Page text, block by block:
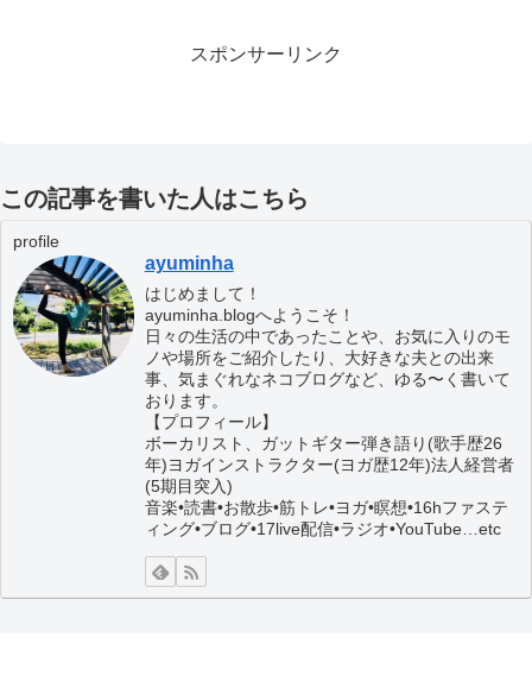
スポンサーリンク
この記事を書いた人はこちら
profile
ayuminha
はじめまして！
ayuminha.blogへようこそ！
日々の生活の中であったことや、お気に入りのモ
ノや場所をご紹介したり、大好きな夫との出来
事、気まぐれなネコブログなど、ゆる〜く書いて
おります。
【プロフィール】
ボーカリスト、ガットギター弾き語り(歌手歴26
年)ヨガインストラクター(ヨガ歴12年)法人経営者
(5期目突入)
音楽•読書•お散歩•筋トレ•ヨガ•瞑想•16hファステ
ィング•ブログ•17live配信•ラジオ•YouTube…etc